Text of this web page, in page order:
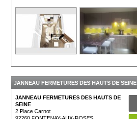
JANNEAU FERMETURES DES HAUTS DE SEINE
JANNEAU FERMETURES DES HAUTS DE
SEINE
2 Place Carnot
92260FONTENAY-AUX-ROSES